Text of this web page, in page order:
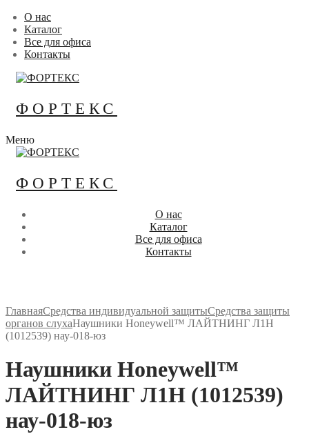
Перейти
содержимому
Меню
Закрыть
О нас
Каталог
Все для офиса
Контакты
ФОРТЕКС
Меню
ФОРТЕКС
О нас
Каталог
Все для офиса
Контакты
ГлавнаяСредства индивидуальной защитыСредства защиты
органов слухаНаушники Honeywell™ ЛАЙТНИНГ Л1Н
(1012539) нау-018-юз
Наушники Honeywell™
ЛАЙТНИНГ Л1Н (1012539)
нау-018-юз